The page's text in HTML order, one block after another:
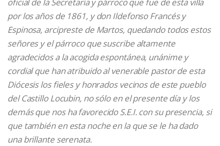
por los años de 1861, y don Ildefonso Francés y
Espinosa, arcipreste de Martos, quedando todos estos
señores y el párroco que suscribe altamente
agradecidos a la acogida espontánea, unánime y
cordial que han atribuido al venerable pastor de esta
Diócesis los fieles y honrados vecinos de este pueblo
del Castillo Locubin, no sólo en el presente día y los
demás que nos ha favorecido S.E.I. con su presencia, si
que también en esta noche en la que se le ha dado
una brillante serenata.